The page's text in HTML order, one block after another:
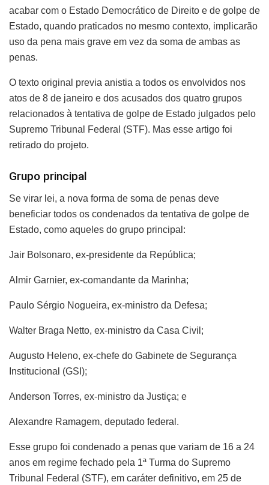
acabar com o Estado Democrático de Direito e de golpe de
Estado, quando praticados no mesmo contexto, implicarão
uso da pena mais grave em vez da soma de ambas as
penas.
O texto original previa anistia a todos os envolvidos nos
atos de 8 de janeiro e dos acusados dos quatro grupos
relacionados à tentativa de golpe de Estado julgados pelo
Supremo Tribunal Federal (STF). Mas esse artigo foi
retirado do projeto.
Grupo principal
Se virar lei, a nova forma de soma de penas deve
beneficiar todos os condenados da tentativa de golpe de
Estado, como aqueles do grupo principal:
Jair Bolsonaro, ex-presidente da República;
Almir Garnier, ex-comandante da Marinha;
Paulo Sérgio Nogueira, ex-ministro da Defesa;
Walter Braga Netto, ex-ministro da Casa Civil;
Augusto Heleno, ex-chefe do Gabinete de Segurança
Institucional (GSI);
Anderson Torres, ex-ministro da Justiça; e
Alexandre Ramagem, deputado federal.
Esse grupo foi condenado a penas que variam de 16 a 24
anos em regime fechado pela 1ª Turma do Supremo
Tribunal Federal (STF), em caráter definitivo, em 25 de